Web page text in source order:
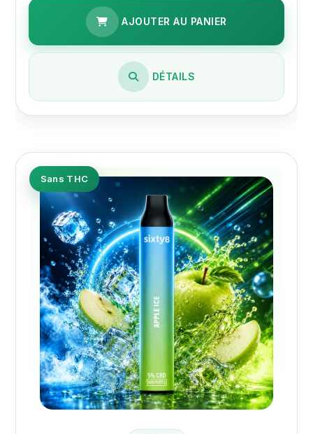
AJOUTER AU PANIER
DÉTAILS
Sans THC